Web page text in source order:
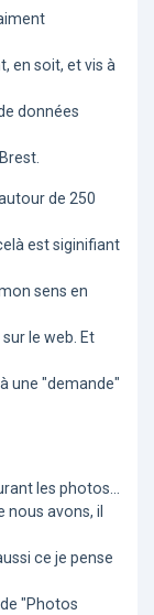
en soit, et vis à
données
de 250
est siginifiant
sens en
le web. Et
une "demande"
les photos...
nous avons, il
ce je pense
"Photos